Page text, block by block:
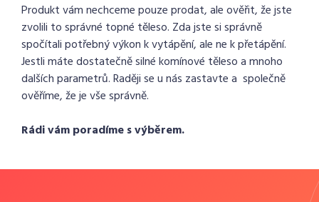
Produkt vám nechceme pouze prodat, ale ověřit, že jste
zvolili to správné topné těleso. Zda jste si správně
spočítali potřebný výkon k vytápění, ale ne k přetápění.
Jestli máte dostatečně silné komínové těleso a mnoho
dalších parametrů. Raději se u nás zastavte a společně
ověříme, že je vše správně.
Rádi vám poradíme s výběrem.